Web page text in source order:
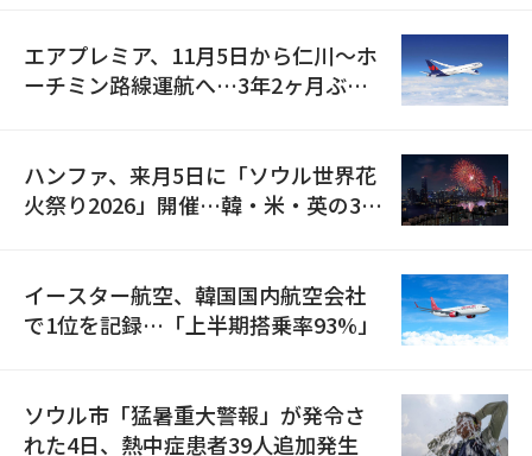
エアプレミア、11月5日から仁川〜ホ
ーチミン路線運航へ…3年2ヶ月ぶり
ハンファ、来月5日に「ソウル世界花
火祭り2026」開催…韓・米・英の3カ
イースター航空、韓国国内航空会社
で1位を記録…「上半期搭乗率93%」
ソウル市「猛暑重大警報」が発令さ
れた4日、熱中症患者39人追加発生